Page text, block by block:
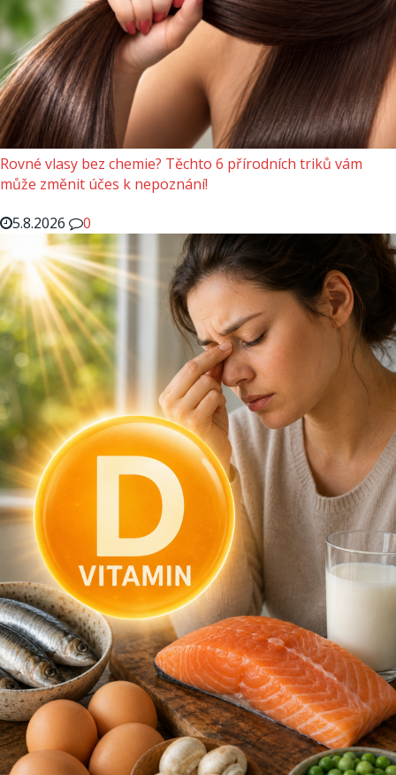
Rovné vlasy bez chemie? Těchto 6 přírodních triků vám
může změnit účes k nepoznání!
5.8.2026
0